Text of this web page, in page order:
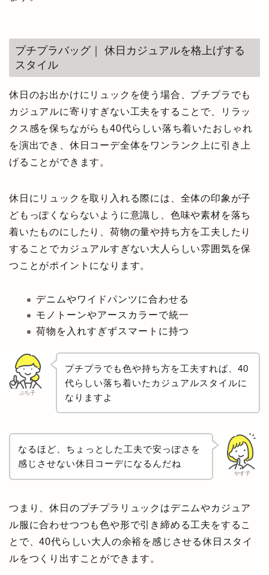
プチプラバッグ｜ 休日カジュアルを格上げする
スタイル
休日のお出かけにリュックを使う場合、プチプラでも
カジュアルに寄りすぎない工夫をすることで、リラッ
クス感を保ちながらも40代らしい落ち着いたおしゃれ
を演出でき、休日コーデ全体をワンランク上に引き上
げることができます。
休日にリュックを取り入れる際には、全体の印象が子
どもっぽくならないように意識し、色味や素材を落ち
着いたものにしたり、荷物の量や持ち方を工夫したり
することでカジュアルすぎない大人らしい雰囲気を保
つことがポイントになります。
デニムやワイドパンツに合わせる
モノトーンやアースカラーで統一
荷物を入れすぎずスマートに持つ
ぷち子
プチプラでも色や持ち方を工夫すれば、40
代らしい落ち着いたカジュアルスタイルに
なりますよ
やす子
なるほど、ちょっとした工夫で安っぽさを
感じさせない休日コーデになるんだね
つまり、休日のプチプラリュックはデニムやカジュア
ル服に合わせつつも色や形で引き締める工夫をするこ
とで、40代らしい大人の余裕を感じさせる休日スタイ
ルをつくり出すことができます。